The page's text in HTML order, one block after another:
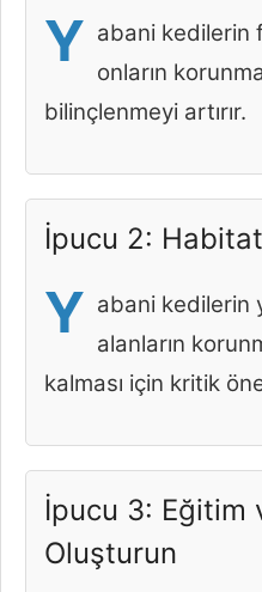
Y abani kedilerin
onların
bilinçlenmeyi artırır.
İpucu 2:
Y abani kedilerin
alanların
kalması için kritik
İpucu 3: Eğitim
Oluşturun